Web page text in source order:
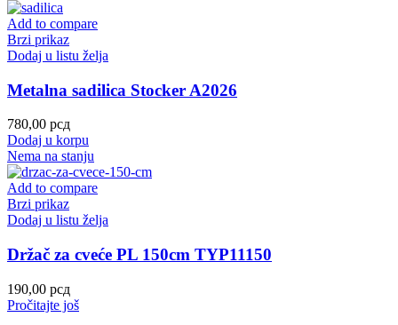
Add to compare
Brzi prikaz
Dodaj u listu želja
Metalna sadilica Stocker A2026
780,00 рсд
Dodaj u korpu
Nema na stanju
Add to compare
Brzi prikaz
Dodaj u listu želja
Držač za cveće PL 150cm TYP11150
190,00 рсд
Pročitajte još